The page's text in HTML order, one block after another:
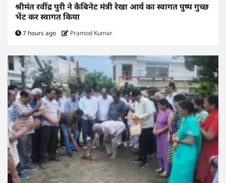
श्रीमंत रवींद्र पुरी ने कैबिनेट मंत्री रेखा आर्य का स्वागत पुष्प गुच्छ
भेंट कर स्वागत किया
7 hours ago Pramod Kumar